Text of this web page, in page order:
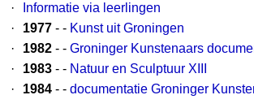
·
Informatie via leerlingen
·
1977 - - Kunst uit Groningen
·
1982 - - Groninger Kunstenaars
·
1983 - - Natuur en Sculptuur XIII
·
1984 - - documentatie Groninger